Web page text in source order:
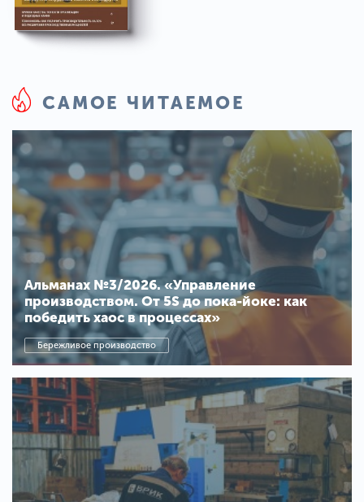
САМОЕ ЧИТАЕМОЕ
Альманах №3/2026. «Управление
производством. От 5S до пока-йоке: как
победить хаос в процессах»
Бережливое производство